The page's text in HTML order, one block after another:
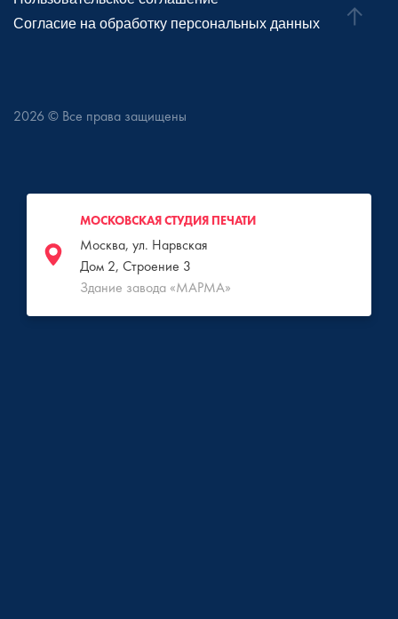
Согласие на обработку персональных данных
2026 © Все права защищены
МОСКОВСКАЯ СТУДИЯ ПЕЧАТИ
Москва, ул. Нарвская
Дом 2, Строение 3
Здание завода «МАРМА»